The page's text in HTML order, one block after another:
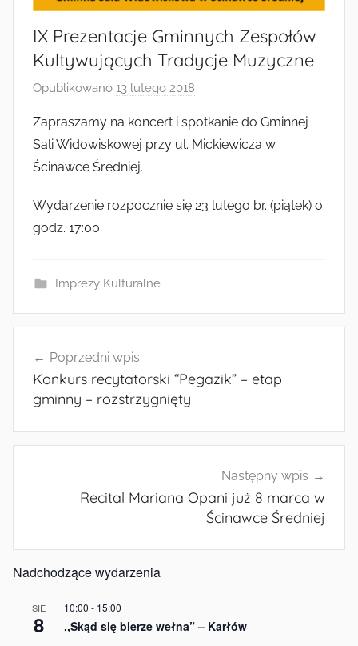
IX Prezentacje Gminnych Zespołów
Kultywujących Tradycje Muzyczne
Opublikowano 13 lutego 2018
z
e
d
Zapraszamy na koncert i spotkanie do Gminnej
Sali Widowiskowej przy ul. Mickiewicza w
Ścinawce Średniej.
Wydarzenie rozpocznie się 23 lutego br. (piątek) o
godz. 17:00
Imprezy Kulturalne
wpisuPoprzedni wpis
Konkurs recytatorski “Pegazik” – etap
gminny – rozstrzygnięty
Następny wpis
Recital Mariana Opani już 8 marca w
Ścinawce Średniej
Nadchodzące wydarzenia
SIE
8
10:00 - 15:00
,,Skąd się bierze wełna” – Karłów